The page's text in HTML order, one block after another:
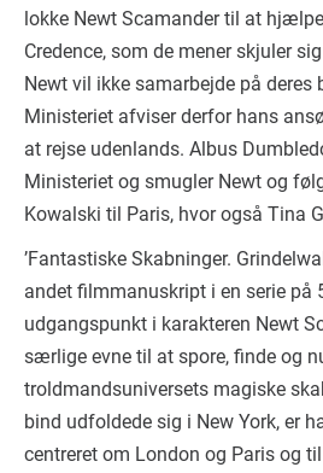
lokke Newt Scamander til at
Credence, som de mener skjuler
Newt vil ikke samarbejde på deres
Ministeriet afviser derfor hans
at rejse udenlands. Albus
Ministeriet og smugler Newt og
Kowalski til Paris, hvor også Tina
’Fantastiske Skabninger.
andet filmmanuskript i en serie på
udgangspunkt i karakteren Newt
særlige evne til at spore, finde og
troldmandsuniversets magiske
bind udfoldede sig i New York, er
centreret om London og Paris og